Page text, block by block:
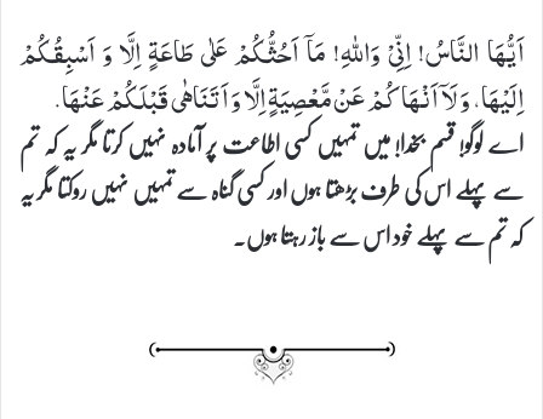
اَیُّهَا النَّاسُ! اِنِّیْ وَاللهِ! مَاۤ اَحُثُّكُمْ عَلٰی طَاعَةٍ اِلَّا وَ اَسْبِقُكُمْ
اِلَیْهَا، وَ لَاۤ اَنْهَاكُمْ عَنْ مَّعْصِیَةٍ اِلَّا وَ اَتَنَاهٰی قَبْلَكُمْ عَنْهَا.
اے لوگو! قسم بخدا! میں تمہیں کسی اطاعت پر آمادہ نہیں کرتا مگر یہ کہ تم
سے پہلے اس کی طرف بڑھتا ہوں اور کسی گناہ سے تمہیں نہیں روکتا مگر یہ
کہ تم سے پہلے خود اس سے باز رہتا ہوں۔